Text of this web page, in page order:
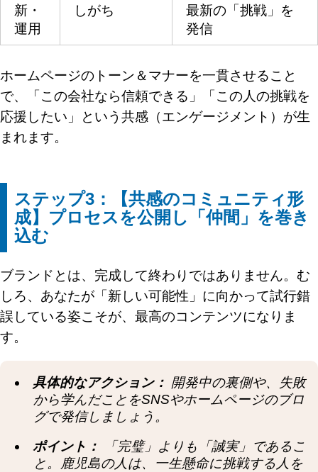
新・
運用
しがち
最新の「挑戦」を
発信
ホームページのトーン＆マナーを一貫させること
で、「この会社なら信頼できる」「この人の挑戦を
応援したい」という共感（エンゲージメント）が生
まれます。
ステップ3：【共感のコミュニティ形
成】プロセスを公開し「仲間」を巻き
込む
ブランドとは、完成して終わりではありません。む
しろ、あなたが「新しい可能性」に向かって試行錯
誤している姿こそが、最高のコンテンツになりま
す。
具体的なアクション： 開発中の裏側や、失敗
から学んだことをSNSやホームページのブロ
グで発信しましょう。
ポイント：
「完璧」よりも「誠実」であるこ
と。鹿児島の人は、一生懸命に挑戦する人を